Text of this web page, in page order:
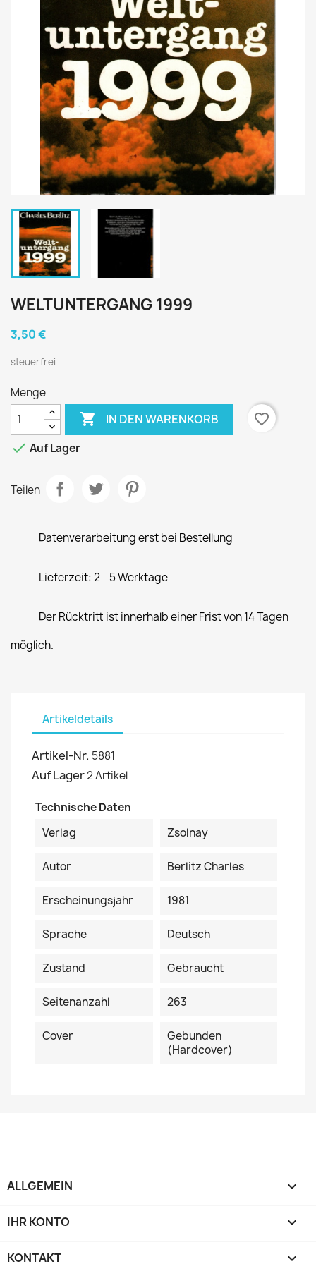
WELTUNTERGANG 1999
3,50 €
steuerfrei
Menge
 IN DEN WARENKORB
favorite_border
 Auf Lager
Teilen
Datenverarbeitung erst bei Bestellung
Lieferzeit: 2 - 5 Werktage
Der Rücktritt ist innerhalb einer Frist von 14 Tagen
möglich.
Artikeldetails
Artikel-Nr. 5881
Auf Lager2 Artikel
Technische Daten
Verlag
Zsolnay
Autor Berlitz Charles
Erscheinungsjahr 1981
Sprache Deutsch
Zustand Gebraucht
Seitenanzahl 263
Cover
Gebunden
(Hardcover)
ALLGEMEIN 
IHR KONTO 
KONTAKT keyboard_arrow_down